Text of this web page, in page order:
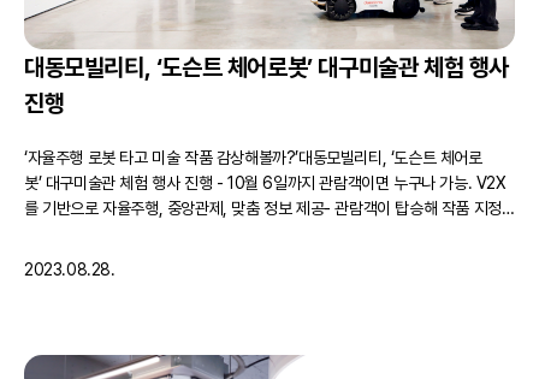
대동모빌리티, ‘도슨트 체어로봇’ 대구미술관 체험 행사
진행
‘자율주행 로봇 타고 미술 작품 감상해볼까?’대동모빌리티, ‘도슨트 체어로
봇’ 대구미술관 체험 행사 진행 - 10월 6일까지 관람객이면 누구나 가능. V2X
를 기반으로 자율주행, 중앙관제, 맞춤 정보 제공- 관람객이 탑승해 작품 지정
봇, 상업/문화/의료 등 방문객의 편한 이동과 정보 제공 필요한 시설 대상으로
2023.08.28.